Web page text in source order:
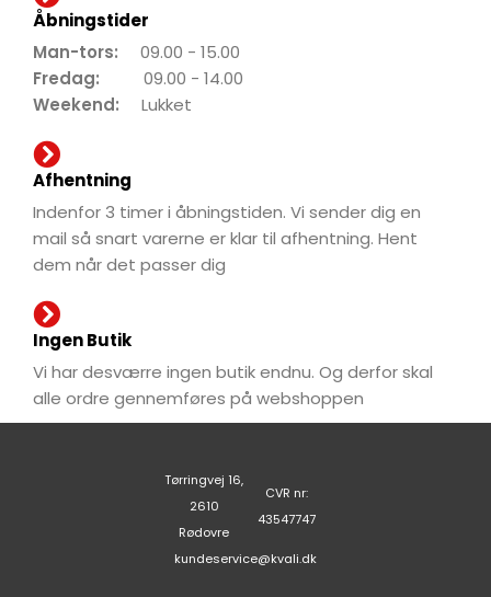
Åbningstider
Man-tors: 09.00 - 15.00
Fredag: 09.00 - 14.00
Weekend: Lukket
Afhentning
Indenfor 3 timer i åbningstiden. Vi sender dig en
mail så snart varerne er klar til afhentning. Hent
dem når det passer dig
Ingen Butik
Vi har desværre ingen butik endnu. Og derfor skal
alle ordre gennemføres på webshoppen
Tørringvej 16,
2610
Rødovre
CVR nr:
43547747
kundeservice@kvali.dk